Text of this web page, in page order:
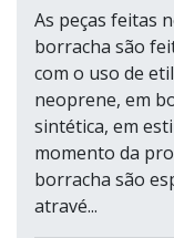
As peças feitas
borracha são
com o uso de
neoprene, em
sintética, em
momento da
borracha são
atravé...